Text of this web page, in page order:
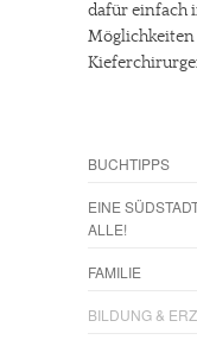
dafür einfach
Möglichkeiten
BUCHTIPPS
EINE
ALLE!
FAMILIE
BILDUNG &